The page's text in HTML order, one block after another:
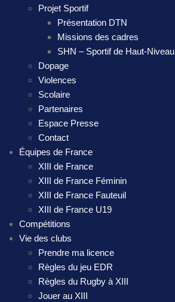
Projet Sportif
Présentation DTN
Missions des cadres
SHN – Sportif de Haut-Niveau
Dopage
Violences
Scolaire
Partenaires
Espace Presse
Contact
Équipes de France
XIII de France
XIII de France Féminin
XIII de France Fauteuil
XIII de France U19
Compétitions
Vie des clubs
Prendre ma licence
Règles du jeu EDR
Règles du Rugby à XIII
Jouer au XIII